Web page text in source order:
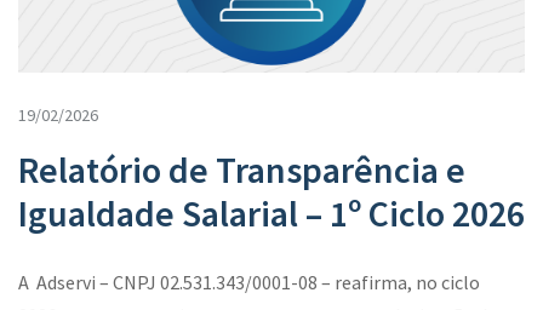
19/02/2026
Relatório de Transparência e
Igualdade Salarial – 1º Ciclo 2026
A Adservi – CNPJ 02.531.343/0001-08 – reafirma, no ciclo